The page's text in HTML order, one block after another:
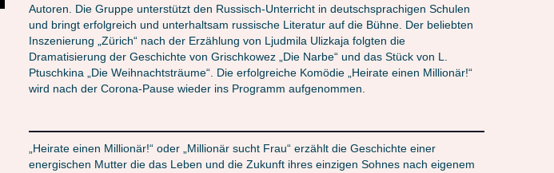
Autoren. Die Gruppe unterstützt den Russisch-Unterricht in deutschsprachigen Schulen
und bringt erfolgreich und unterhaltsam russische Literatur auf die Bühne. Der beliebten
Inszenierung „Zürich“ nach der Erzählung von Ljudmila Ulizkaja folgten die
Dramatisierung der Geschichte von Grischkowez „Die Narbe“ und das Stück von L.
Ptuschkina „Die Weihnachtsträume“. Die erfolgreiche Komödie „Heirate einen Millionär!“
wird nach der Corona-Pause wieder ins Programm aufgenommen.
„Heirate einen Millionär!“ oder „Millionär sucht Frau“ erzählt die Geschichte einer
energischen Mutter die das Leben und die Zukunft ihres einzigen Sohnes nach eigenem